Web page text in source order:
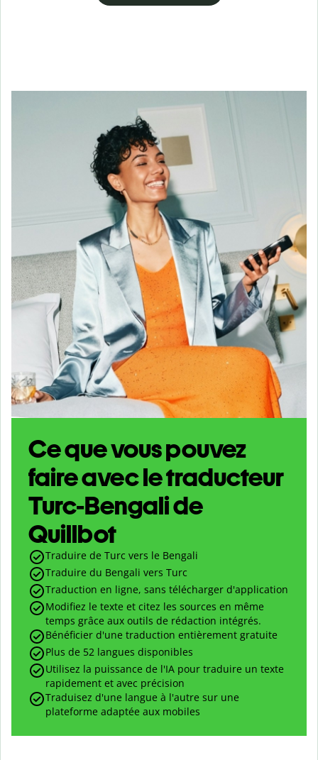
Ce que vous pouvez
faire avec le traducteur
Turc-Bengali de
Quillbot
Traduire de Turc vers le Bengali
Traduire du Bengali vers Turc
Traduction en ligne, sans télécharger d'application
Modifiez le texte et citez les sources en même
temps grâce aux outils de rédaction intégrés.
Bénéficier d'une traduction entièrement gratuite
Plus de 52 langues disponibles
Utilisez la puissance de l'IA pour traduire un texte
rapidement et avec précision
Traduisez d'une langue à l'autre sur une
plateforme adaptée aux mobiles